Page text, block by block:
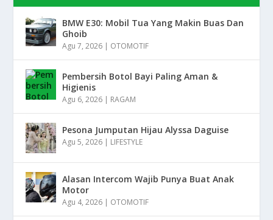
BMW E30: Mobil Tua Yang Makin Buas Dan
Ghoib
Agu 7, 2026 | OTOMOTIF
Pembersih Botol Bayi Paling Aman &
Higienis
Agu 6, 2026 | RAGAM
Pesona Jumputan Hijau Alyssa Daguise
Agu 5, 2026 | LIFESTYLE
Alasan Intercom Wajib Punya Buat Anak
Motor
Agu 4, 2026 | OTOMOTIF